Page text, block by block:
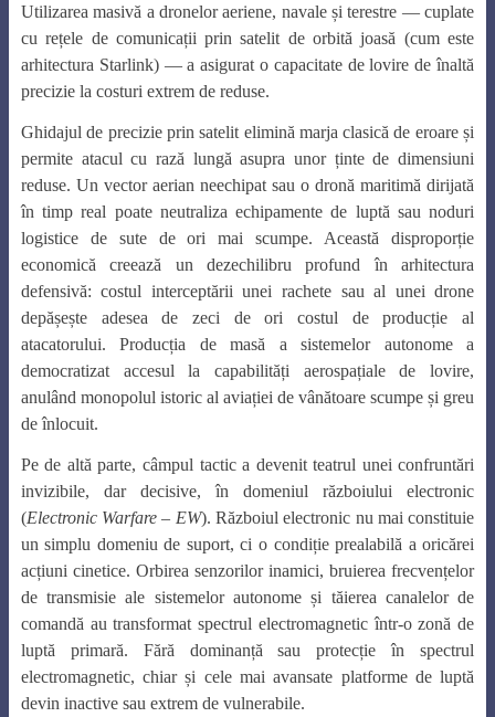
Utilizarea masivă a dronelor aeriene, navale și terestre — cuplate
cu rețele de comunicații prin satelit de orbită joasă (cum este
arhitectura Starlink) — a asigurat o capacitate de lovire de înaltă
precizie la costuri extrem de reduse.
Ghidajul de precizie prin satelit elimină marja clasică de eroare și
permite atacul cu rază lungă asupra unor ținte de dimensiuni
reduse. Un vector aerian neechipat sau o dronă maritimă dirijată
în timp real poate neutraliza echipamente de luptă sau noduri
logistice de sute de ori mai scumpe. Această disproporție
economică creează un dezechilibru profund în arhitectura
defensivă: costul interceptării unei rachete sau al unei drone
depășește adesea de zeci de ori costul de producție al
atacatorului. Producția de masă a sistemelor autonome a
democratizat accesul la capabilități aerospațiale de lovire,
anulând monopolul istoric al aviației de vânătoare scumpe și greu
de înlocuit.
Pe de altă parte, câmpul tactic a devenit teatrul unei confruntări
invizibile, dar decisive, în domeniul războiului electronic
(Electronic Warfare – EW). Războiul electronic nu mai constituie
un simplu domeniu de suport, ci o condiție prealabilă a oricărei
acțiuni cinetice. Orbirea senzorilor inamici, bruierea frecvențelor
de transmisie ale sistemelor autonome și tăierea canalelor de
comandă au transformat spectrul electromagnetic într-o zonă de
luptă primară. Fără dominanță sau protecție în spectrul
electromagnetic, chiar și cele mai avansate platforme de luptă
devin inactive sau extrem de vulnerabile.